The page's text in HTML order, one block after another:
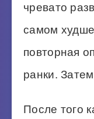
чревато
самом
повторная
ранки.
После того